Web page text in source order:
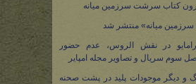
کتاب سرشت سرزمین میانه
میانه» منتشر شد
در نقش الروس، عدم حضور
سوم سریال و تصاویر مجله امپایر
و دیگر موجودات پلید در پشت صحنه